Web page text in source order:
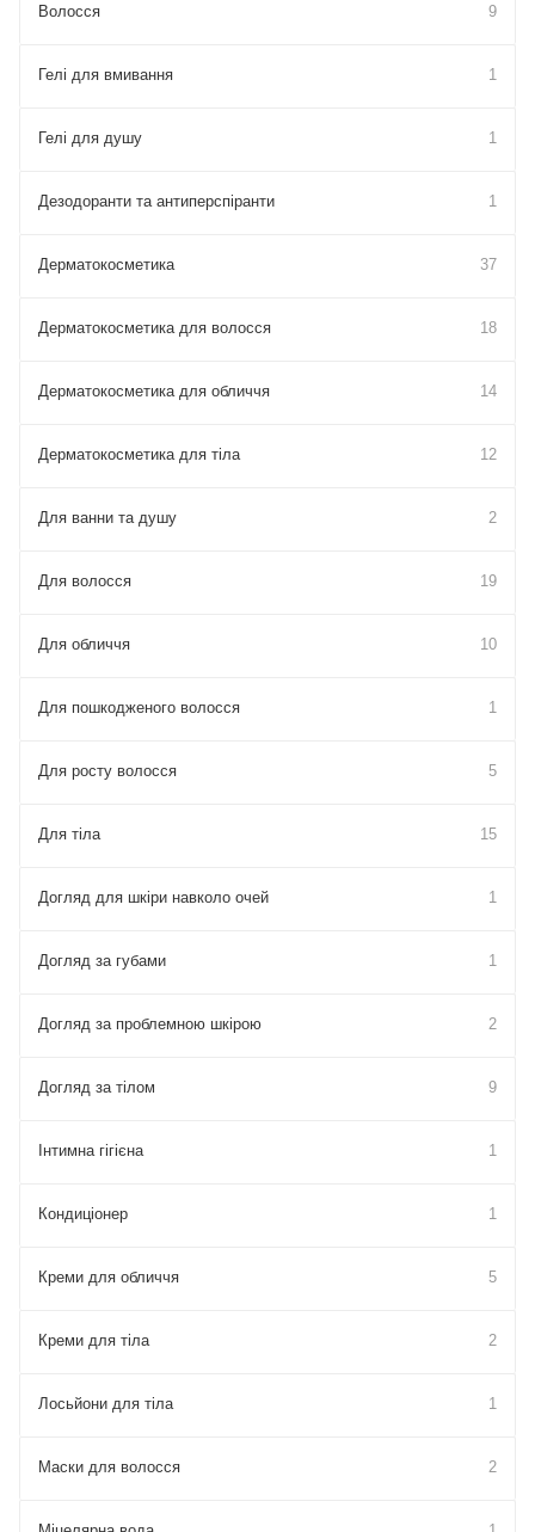
Волосся 9
Гелі для вмивання 1
Гелі для душу 1
Дезодоранти та антиперспіранти 1
Дерматокосметика 37
Дерматокосметика для волосся 18
Дерматокосметика для обличчя 14
Дерматокосметика для тіла 12
Для ванни та душу 2
Для волосся 19
Для обличчя 10
Для пошкодженого волосся 1
Для росту волосся 5
Для тіла 15
Догляд для шкіри навколо очей 1
Догляд за губами 1
Догляд за проблемною шкірою 2
Догляд за тілом 9
Інтимна гігієна 1
Кондиціонер 1
Креми для обличчя 5
Креми для тіла 2
Лосьйони для тіла 1
Маски для волосся 2